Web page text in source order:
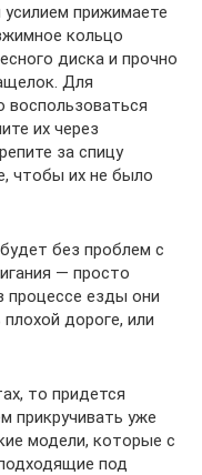
прижимаете
кольцо
диска и прочно
Для
их через
за спицу
чтобы их не было
без проблем с
— просто
процессе езды они
дороге, или
то придется
прикручивать уже
модели, которые с
под